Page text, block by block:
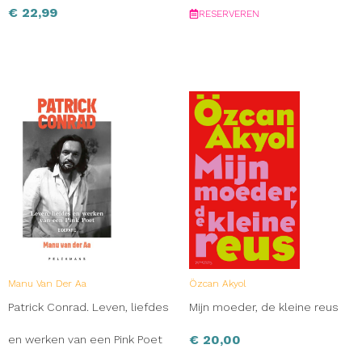
€ 22,99 RESERVEREN
Manu Van Der Aa
Patrick Conrad. Leven, liefdes
en werken van een Pink Poet
Özcan Akyol
Mijn moeder, de kleine reus
€ 20,00